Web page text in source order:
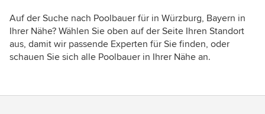
Auf der Suche nach Poolbauer für in Würzburg, Bayern in
Ihrer Nähe? Wählen Sie oben auf der Seite Ihren Standort
aus, damit wir passende Experten für Sie finden, oder
schauen Sie sich alle Poolbauer in Ihrer Nähe an.